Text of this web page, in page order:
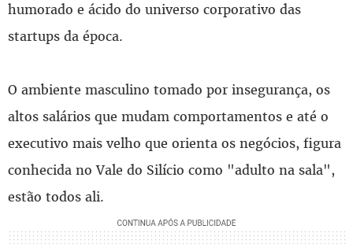
humorado e ácido do universo corporativo das
startups da época.
O ambiente masculino tomado por insegurança, os
altos salários que mudam comportamentos e até o
executivo mais velho que orienta os negócios, figura
conhecida no Vale do Silício como "adulto na sala",
estão todos ali.